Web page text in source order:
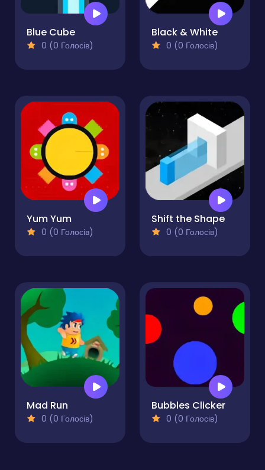
Blue Cube
0 (0 Голосів)
Black & White
0 (0 Голосів)
Yum Yum
0 (0 Голосів)
Shift the Shape
0 (0 Голосів)
Mad Run
0 (0 Голосів)
Bubbles Clicker
0 (0 Голосів)